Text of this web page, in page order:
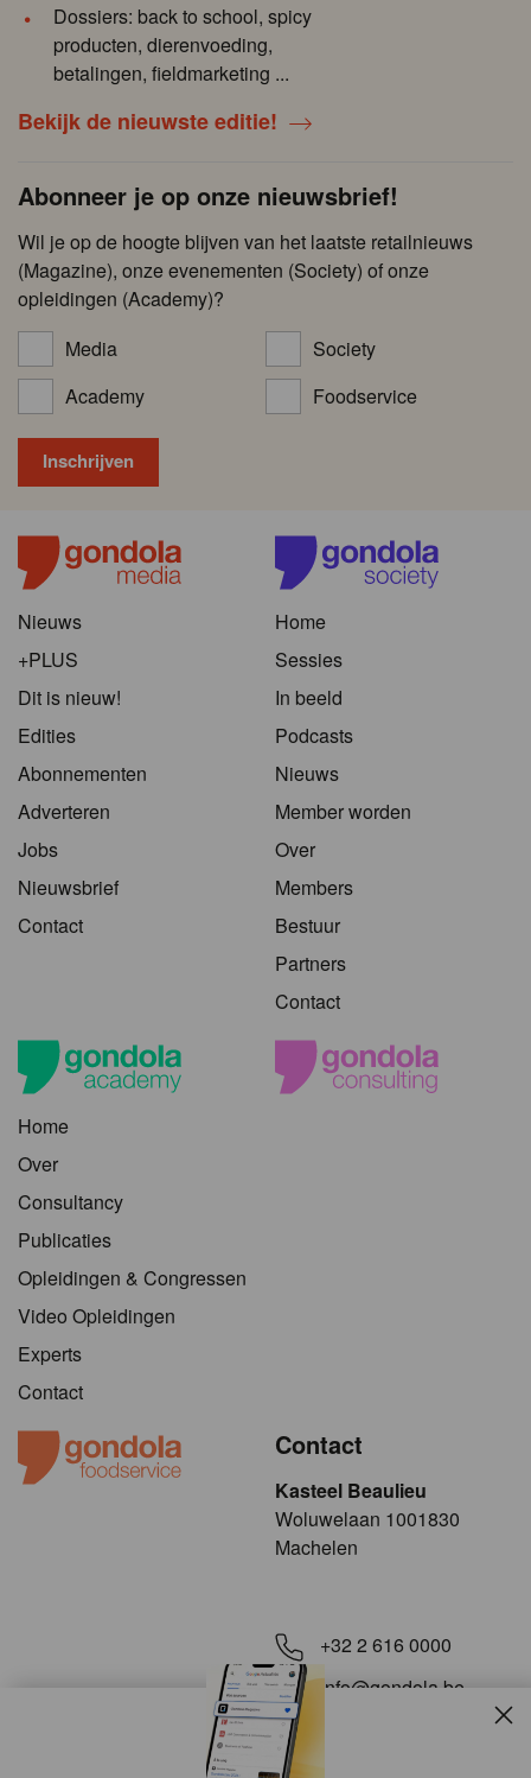
Dossiers: back to school, spicy
producten, dierenvoeding,
betalingen, fieldmarketing ...
Bekijk de nieuwste editie!
Abonneer je op onze nieuwsbrief!
Wil je op de hoogte blijven van het laatste retailnieuws
(Magazine), onze evenementen (Society) of onze
opleidingen (Academy)?
Media
Society
Academy
Foodservice
Nieuws
+PLUS
Dit is nieuw!
Edities
Abonnementen
Adverteren
Jobs
Nieuwsbrief
Contact
Home
Sessies
In beeld
Podcasts
Nieuws
Member worden
Over
Members
Bestuur
Partners
Contact
Home
Over
Consultancy
Publicaties
Opleidingen & Congressen
Video Opleidingen
Experts
Contact
Contact
Kasteel Beaulieu
​​​Woluwelaan 1001830
Machelen
+32 2 616 0000
info@gondola.be
Volg ons op